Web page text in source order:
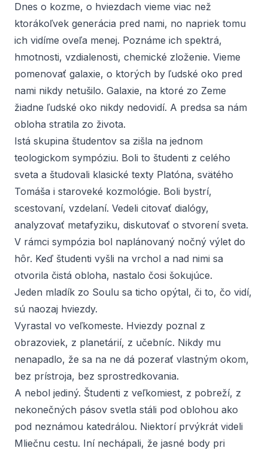
Dnes o kozme, o hviezdach vieme viac než
ktorákoľvek generácia pred nami, no napriek tomu
ich vidíme oveľa menej. Poznáme ich spektrá,
hmotnosti, vzdialenosti, chemické zloženie. Vieme
pomenovať galaxie, o ktorých by ľudské oko pred
nami nikdy netušilo. Galaxie, na ktoré zo Zeme
žiadne ľudské oko nikdy nedovidí. A predsa sa nám
obloha stratila zo života.
Istá skupina študentov sa zišla na jednom
teologickom sympóziu. Boli to študenti z celého
sveta a študovali klasické texty Platóna, svätého
Tomáša i staroveké kozmológie. Boli bystrí,
scestovaní, vzdelaní. Vedeli citovať dialógy,
analyzovať metafyziku, diskutovať o stvorení sveta.
V rámci sympózia bol naplánovaný nočný výlet do
hôr. Keď študenti vyšli na vrchol a nad nimi sa
otvorila čistá obloha, nastalo čosi šokujúce.
Jeden mladík zo Soulu sa ticho opýtal, či to, čo vidí,
sú naozaj hviezdy.
Vyrastal vo veľkomeste. Hviezdy poznal z
obrazoviek, z planetárií, z učebníc. Nikdy mu
nenapadlo, že sa na ne dá pozerať vlastným okom,
bez prístroja, bez sprostredkovania.
A nebol jediný. Študenti z veľkomiest, z pobreží, z
nekonečných pásov svetla stáli pod oblohou ako
pod neznámou katedrálou. Niektorí prvýkrát videli
Mliečnu cestu. Iní nechápali, že jasné body pri